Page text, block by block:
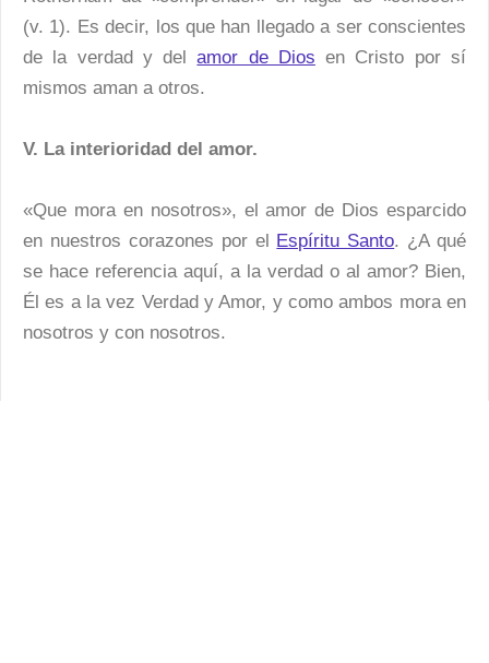
(v. 1). Es decir, los que han llegado a ser conscientes
de la verdad y delamor de Dios en Cristo por sí
mismos aman a otros.
V. La interioridad del amor.
«Que mora en nosotros», el amor de Dios esparcido
en nuestros corazones por el Espíritu Santo. ¿A qué
se hace referencia aquí, a la verdad o al amor? Bien,
Él es a la vez Verdad y Amor, y como ambos mora en
nosotros y con nosotros.